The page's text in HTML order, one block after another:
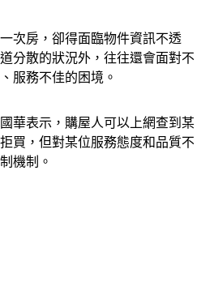
次房，卻得面臨物件資訊不透
分散的狀況外，往往還會面對不
服務不佳的困境。
華表示，購屋人可以上網查到某
買，但對某位服務態度和品質不
機制。